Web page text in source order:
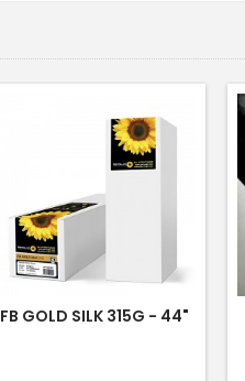
FB GOLD SILK 315G - 44"